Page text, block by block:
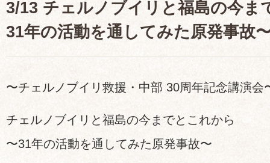
3/13 チェルノブイリと福島の今ま
31年の活動を通してみた原発事故
〜チェルノブイリ救援・中部 30周年記念講演会
チェルノブイリと福島の今までとこれから
〜31年の活動を通してみた原発事故〜